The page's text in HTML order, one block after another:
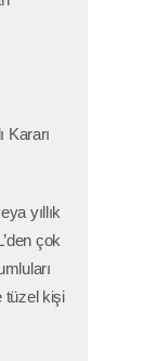
Kararı
yıllık
çok
tüzel kişi